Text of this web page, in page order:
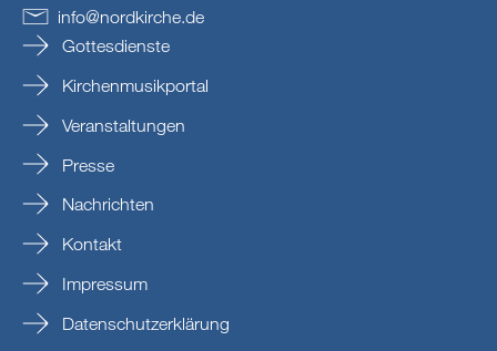
info@nordkirche.de
Gottesdienste
Kirchenmusikportal
Veranstaltungen
Presse
Nachrichten
Kontakt
Impressum
Datenschutzerklärung